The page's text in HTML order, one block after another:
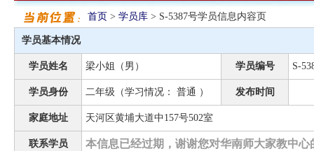
首页 > 学员库 > S-5387号学员信息内容页
学员基本情况
学员姓名 梁小姐（男） 学员编号 S-
学员身份 二年级（学习情况： 普通 ） 发布时间
家庭地址 天河区黄埔大道中157号502室
联系学员 本信息已经过期，谢谢您对华南师大家教中心